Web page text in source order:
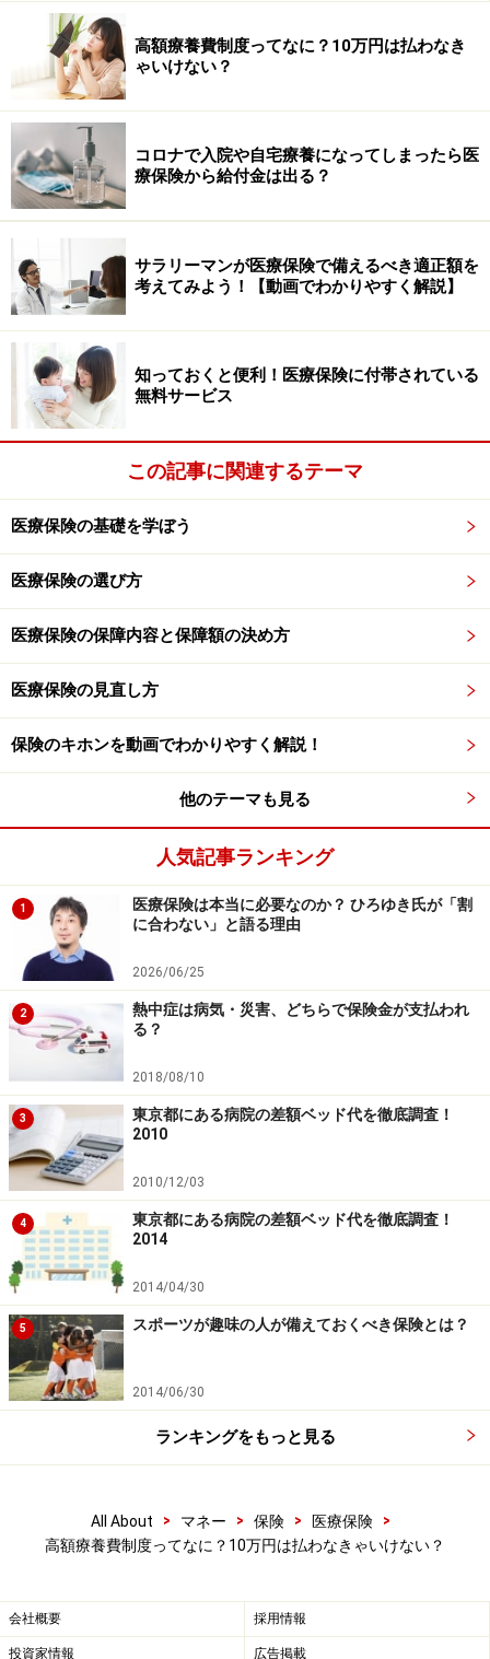
なお新型コロナウイルスに関する入院費、治療費につい
ては公費負担となりますので自己負担はありません（自
宅療養含む）。
※専門家に質問したい人は、コメント欄に書き込みをお
願いします。
本記事の内容は一般的な情報提供を目的としており、特定の金融
商品や投資行動を推奨するものではありません。
投資や資産運用に関する最終的なご判断はご自身の責任において
行ってください。
掲載情報の正確性・完全性については十分に配慮しております
が、その内容を保証するものではなく、これに基づく損失・損害
などについて当社は一切の責任を負いません。
最新の情報や詳細については、必ず各金融機関やサービス提供者
の公式情報をご確認ください。
【編集部からのお知らせ】
・「家計」について、アンケート（2026/8/31まで）を実施
中です！
※謝礼付きの限定アンケートやモニター企画に参加が可能に
なります
高額療養費制度ってなに？10万円は払わなき
ゃいけない？
コロナで入院や自宅療養になってしまったら医
療保険から給付金は出る？
サラリーマンが医療保険で備えるべき適正額を
考えてみよう！【動画でわかりやすく解説】
知っておくと便利！医療保険に付帯されている
無料サービス
この記事に関連するテーマ
医療保険の基礎を学ぼう
医療保険の選び方
医療保険の保障内容と保障額の決め方
医療保険の見直し方
保険のキホンを動画でわかりやすく解説！
他のテーマも見る
人気記事ランキング
1
医療保険は本当に必要なのか？ ひろゆき氏が「割
に合わない」と語る理由
2026/06/25
2
熱中症は病気・災害、どちらで保険金が支払われ
る？
2018/08/10
3
東京都にある病院の差額ベッド代を徹底調査！
2010
2010/12/03
4
東京都にある病院の差額ベッド代を徹底調査！
2014
2014/04/30
5 スポーツが趣味の人が備えておくべき保険とは？
2014/06/30
ランキングをもっと見る
All About > マネー > 保険 > 医療保険
>
高額療養費制度ってなに？10万円は払わなきゃいけない？
会社概要 採用情報
投資家情報 広告掲載